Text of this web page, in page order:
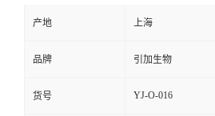
产地 上海
品牌 引加生物
货号 YJ-O-016